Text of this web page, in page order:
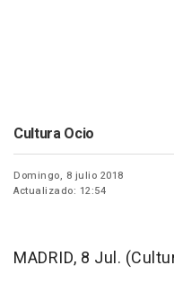
Cultura Ocio
Domingo, 8 julio 2018
Actualizado: 12:54
MADRID, 8 Jul.